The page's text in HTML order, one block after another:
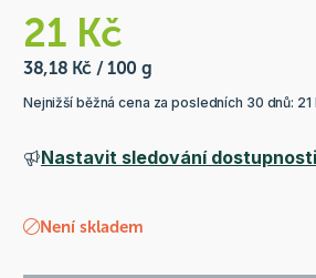
21 Kč
38,18 Kč / 100 g
Nejnižší běžná cena za posledních 30 dnů: 21
Nastavit sledování dostupnosti
Není skladem